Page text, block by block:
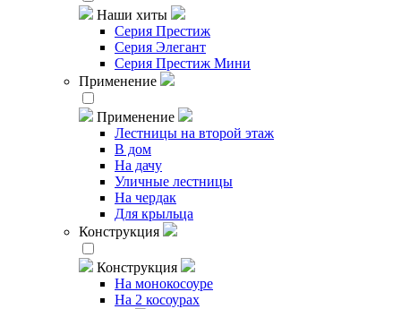
Наши хиты
Серия Престиж
Серия Элегант
Серия Престиж Мини
Применение
Применение
Лестницы на второй этаж
В дом
На дачу
Уличные лестницы
На чердак
Для крыльца
Конструкция
Конструкция
На монокосоуре
На 2 косоурах